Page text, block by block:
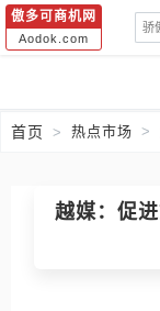
傲多可商机网
Aodok.com
首页 热点市场
越媒：促